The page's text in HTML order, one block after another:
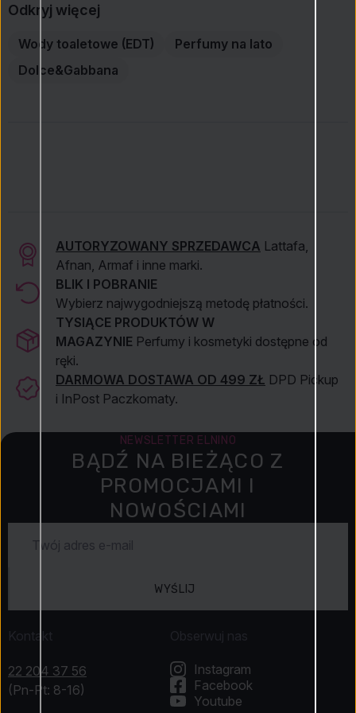
Odkryj więcej
Wody toaletowe (EDT)
Perfumy na lato
Dolce&Gabbana
AUTORYZOWANY SPRZEDAWCA Lattafa,
Afnan, Armaf i inne marki.
BLIK I POBRANIE
Wybierz najwygodniejszą metodę płatności.
TYSIĄCE PRODUKTÓW W
MAGAZYNIE Perfumy i kosmetyki dostępne od
ręki.
DARMOWA DOSTAWA OD 499 ZŁ DPD Pickup
i InPost Paczkomaty.
NEWSLETTER ELNINO
BĄDŹ NA BIEŻĄCO Z
PROMOCJAMI I
NOWOŚCIAMI
WYŚLIJ
Kontakt
22 204 37 56
(Pn-Pt: 8-16)
Obserwuj nas
Instagram
Facebook
Youtube